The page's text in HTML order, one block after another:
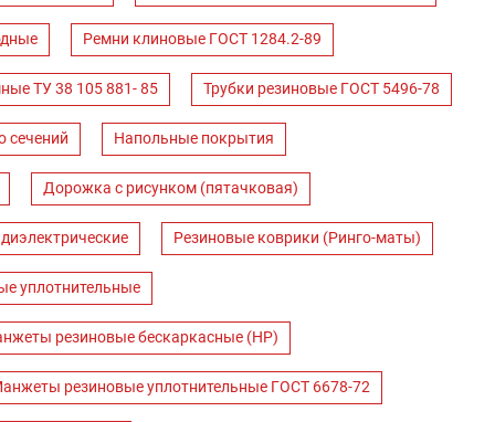
Ремни клиновые ГОСТ 1284.2-89
ТУ 38 105 881- 85 Трубки резиновые ГОСТ 5496-78
сечений Напольные покрытия
Дорожка с рисунком (пятачковая)
Резиновые коврики (Ринго-маты)
уплотнительные
резиновые бескаркасные (НР)
резиновые уплотнительные ГОСТ 6678-72